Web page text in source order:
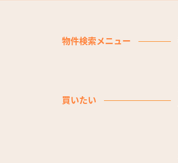
物件検索メニュー
買いたい